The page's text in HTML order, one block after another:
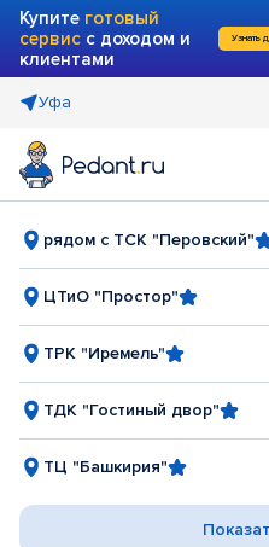
Купите готовый
сервис с доходом и
клиентами
Узнать
Уфа
рядом с ТСК "Перовский"
ЦТиО "Простор"
ТРК "Иремель"
ТДК "Гостиный двор"
ТЦ "Башкирия"